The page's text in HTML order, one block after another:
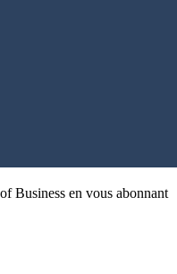
Business en vous abonnant